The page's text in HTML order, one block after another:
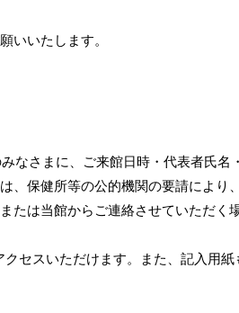
いいたします。
なさまに、ご来館日時・代表者氏名・
、保健所等の公的機関の要請により、
たは当館からご連絡させていただく
セスいただけます。また、記入用紙